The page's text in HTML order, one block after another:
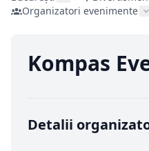
Organizatori evenimente
Kompas
Detalii